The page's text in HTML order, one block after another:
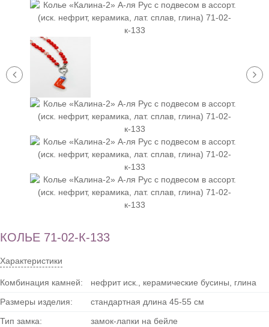
КОЛЬЕ 71-02-К-133
Характеристики
Комбинация камней:
нефрит иск., керамические бусины, глина
Размеры изделия:
стандартная длина 45-55 см
Тип замка:
замок-лапки на бейле